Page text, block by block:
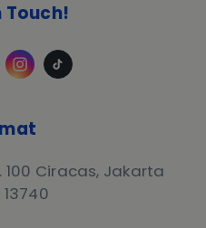
100 Ciracas, Jakarta
Touch!